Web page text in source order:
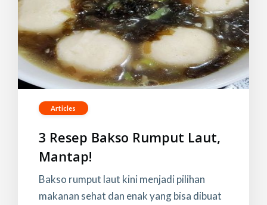
Articles
3 Resep Bakso Rumput Laut,
Mantap!
Bakso rumput laut kini menjadi pilihan
makanan sehat dan enak yang bisa dibuat